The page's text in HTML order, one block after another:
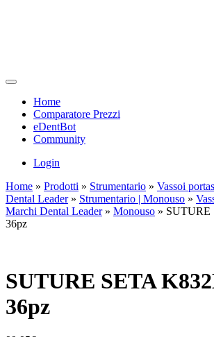
Home
Comparatore Prezzi
eDentBot
Community
Login
Home » Prodotti » Strumentario » Vassoi
Dental Leader» Strumentario | Monouso »
Marchi Dental Leader» Monouso » SUTURE
36pz
SUTURE SETA
36pz